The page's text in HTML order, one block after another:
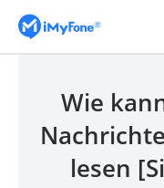
Wie
lesen